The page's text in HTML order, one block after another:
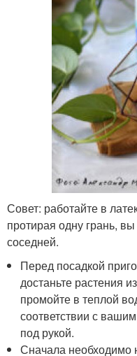
Совет: работайте в
протирая одну грань,
соседней.
Перед посадкой
достаньте растения
промойте в теплой
соответствии с
под рукой.
Сначала необходимо